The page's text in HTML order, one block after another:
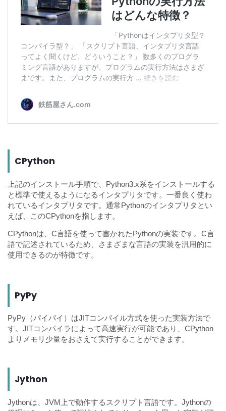
CPython
上記のインストール手順で、Python3.x系をインストールする
と標準で使えるようになるインタプリタです。一番良く使わ
れているインタプリタです。通常Pythonのインタプリタとい
えば、このCPythonを指します。
CPythonは、C言語を使って書かれたPythonの実装です。C言
語で記述されているため、さまざまな言語の実装を汎用的に
使用できるのが特徴です。
PyPy
PyPy（パイパイ）はJITコンパイル方式を使った実装方法で
す。JITコンパイラによって高速実行が可能であり、CPython
よりメモリ少量をおさえて実行することができます。
Jython
Jythonは、JVM上で動作するスクリプト言語です。Jythonの